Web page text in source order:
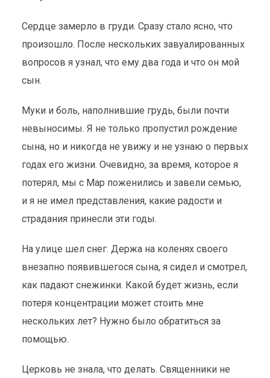
Сердце замерло в груди. Сразу стало ясно, что
произошло. После нескольких завуалированных
вопросов я узнал, что ему два года и что он мой
сын.
Муки и боль, наполнившие грудь, были почти
невыносимы. Я не только пропустил рождение
сына, но и никогда не увижу и не узнаю о первых
годах его жизни. Очевидно, за время, которое я
потерял, мы с Мар поженились и завели семью,
и я не имел представления, какие радости и
страдания принесли эти годы.
На улице шел снег. Держа на коленях своего
внезапно появившегося сына, я сидел и смотрел,
как падают снежинки. Какой будет жизнь, если
потеря концентрации может стоить мне
нескольких лет? Нужно было обратиться за
помощью.
Церковь не знала, что делать. Священники не